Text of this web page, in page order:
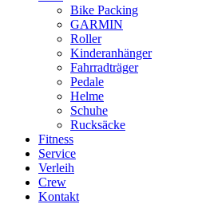
Bike Packing
GARMIN
Roller
Kinderanhänger
Fahrradträger
Pedale
Helme
Schuhe
Rucksäcke
Fitness
Service
Verleih
Crew
Kontakt